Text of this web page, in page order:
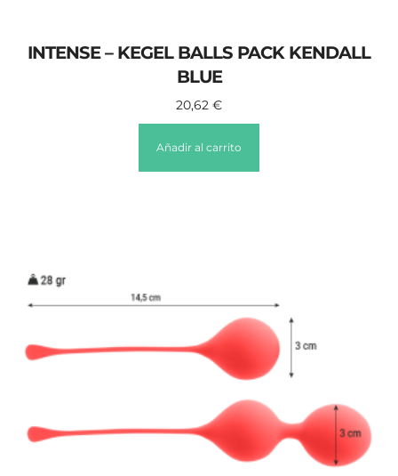
INTENSE – KEGEL BALLS PACK KENDALL
BLUE
20,62 €
Añadir al carrito